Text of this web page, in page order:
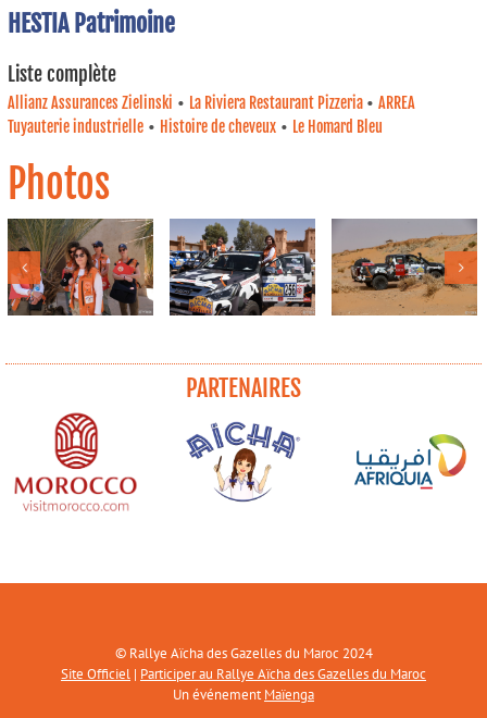
HESTIA Patrimoine
Liste complète
Allianz Assurances Zielinski • La Riviera Restaurant Pizzeria • ARREA
Tuyauterie industrielle • Histoire de cheveux • Le Homard Bleu
Photos
PARTENAIRES
© Rallye Aïcha des Gazelles du Maroc 2024
Site Officiel | Participer au Rallye Aïcha des Gazelles du Maroc
Un événementMaïenga